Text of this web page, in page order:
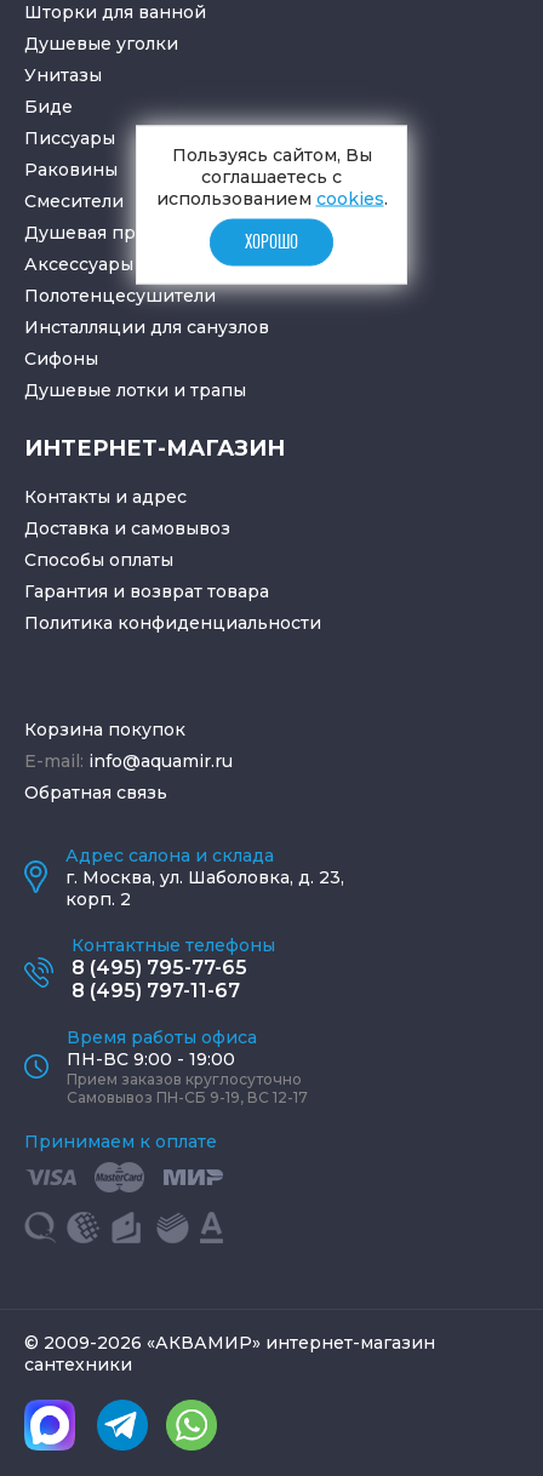
Шторки для ванной
Душевые уголки
Унитазы
Биде
Писсуары
Раковины
Смесители
Душевая программа
Аксессуары в ванную
Полотенцесушители
Инсталляции для санузлов
Cифоны
Душевые лотки и трапы
ИНТЕРНЕТ-МАГАЗИН
Контакты и адрес
Доставка и самовывоз
Способы оплаты
Гарантия и возврат товара
Политика конфиденциальности
Корзина покупок
E-mail: info@aquamir.ru
Обратная связь
Адрес салона и склада
г. Москва, ул. Шаболовка, д. 23,
корп. 2
Контактные телефоны
8 (495) 795-77-65
8 (495) 797-11-67
Время работы офиса
ПН-ВС 9:00 - 19:00
Прием заказов круглосуточно
Самовывоз ПН-СБ 9-19, ВС 12-17
Принимаем к оплате
© 2009-2026 «АКВАМИР» интернет-магазин
сантехники
Пользуясь сайтом, Вы
соглашаетесь с
использованием cookies.
ХОРОШО